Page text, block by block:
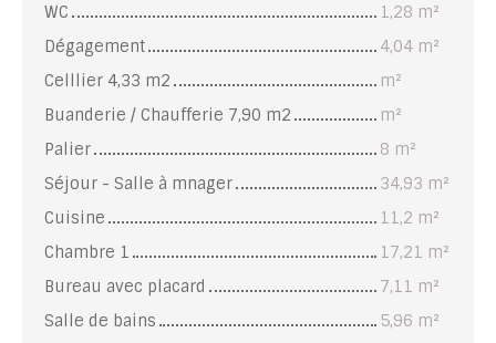
WC
1,28 m²
Dégagement
4,04 m²
Celllier 4,33 m2
m²
Buanderie / Chaufferie 7,90 m2
m²
Palier
8 m²
Séjour - Salle à mnager
34,93 m²
Cuisine
11,2 m²
Chambre 1
17,21 m²
Bureau avec placard
7,11 m²
Salle de bains
5,96 m²